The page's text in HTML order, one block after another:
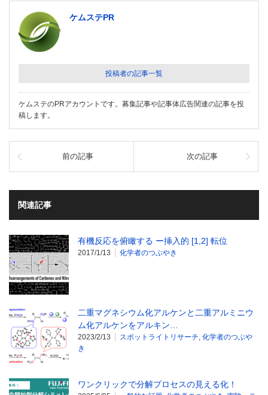
ケムステPR
投稿者の記事一覧
ケムステのPRアカウントです。募集記事や記事体広告関連の記事を投
稿します。
前の記事 次の記事
関連記事
有機反応を俯瞰する ー挿入的 [1,2] 転位
2017/1/13 化学者のつぶやき
二重マグネシウム化アルケンと二重アルミニウ
ム化アルケンをアルキン…
2023/2/13 スポットライトリサーチ, 化学者のつぶや
き
ワンクリックで分解プロセスの見える化！